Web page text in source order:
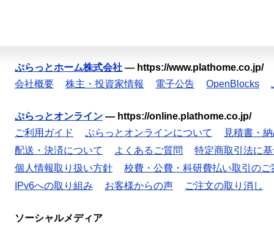
ぷらっとホーム株式会社 — https://www.plathome.co.jp/
会社概要
株主・投資家情報 電子公告 OpenBlocks
ぷらっとオンライン — https://online.plathome.co.jp/
ご利用ガイド
ぷらっとオンラインについて
見積書・
配送・決済について
よくあるご質問
特定商取引法に
個人情報取り扱い方針
校費・公費・科研費払い取引のご
IPv6への取り組み
お客様からの声 ご注文の取り消し
ソーシャルメディア